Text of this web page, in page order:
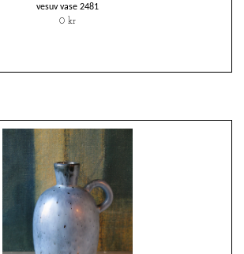
vesuv vase 2481
0 kr